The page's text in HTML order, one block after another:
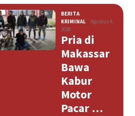
BERITA
KRIMINAL
Agustus 4,
2026
Pria di
Makassar
Bawa
Kabur
Motor
Pacar …